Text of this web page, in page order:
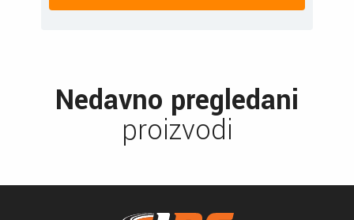
Nedavno pregledani
proizvodi